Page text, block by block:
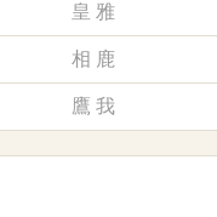
皇 雅
相 鹿
鷹 我